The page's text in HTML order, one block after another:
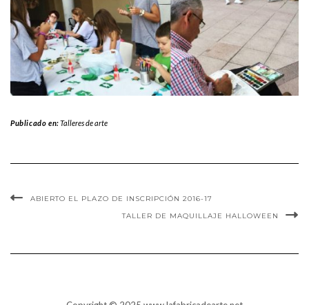
Publicado en:Talleres de arte
ABIERTO EL PLAZO DE INSCRIPCIÓN 2016-17
TALLER DE MAQUILLAJE HALLOWEEN